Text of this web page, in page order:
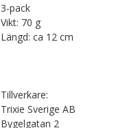
3-pack
Vikt: 70 g
Längd: ca 12 cm
Tillverkare:
Trixie Sverige AB
Bygelgatan 2